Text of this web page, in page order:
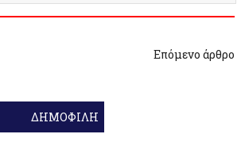
Επόμενο άρθρο
ΔΗΜΟΦΙΛΗ